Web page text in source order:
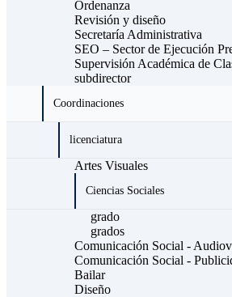
Ordenanza
Revisión y diseño
Secretaría Administrativa
SEO – Sector de Ejecución
Supervisión Académica de
subdirector
Coordinaciones
licenciatura
Artes Visuales
Ciencias Sociales
grado
grados
Comunicación Social -
Comunicación Social -
Bailar
Diseño